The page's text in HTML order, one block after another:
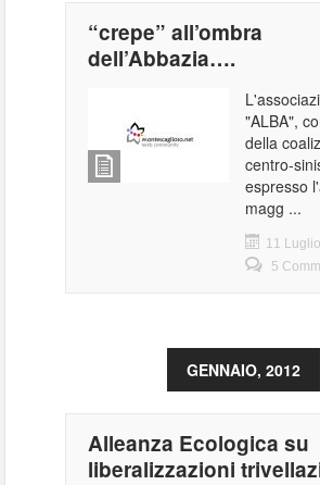
“crepe” all’ombra
dell’Abbazia….
"ALBA",
della
centro-
espresso
magg ...
11
5
GENNAIO, 2012
Alleanza Ecologica su
liberalizzazioni